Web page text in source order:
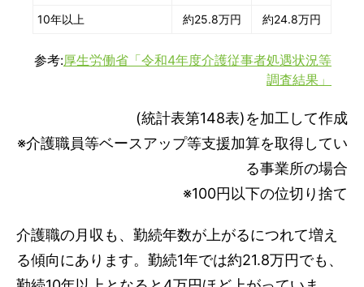
10年以上 約25.8万円 約24.8万円
参考:厚生労働省「令和4年度介護従事者処遇状況等
調査結果」
(統計表第148表)を加工して作成
※介護職員等ベースアップ等支援加算を取得してい
る事業所の場合
※100円以下の位切り捨て
介護職の月収も、勤続年数が上がるにつれて増え
る傾向にあります。勤続1年では約21.8万円でも、